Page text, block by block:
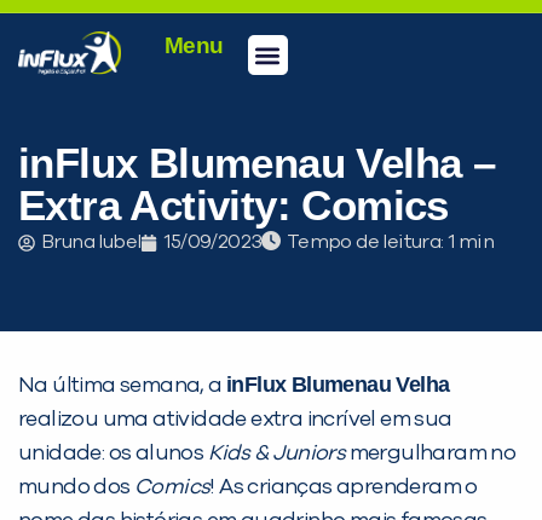
Menu
inFlux Blumenau Velha –
Extra Activity: Comics
Bruna Iubel 15/09/2023 Tempo de leitura:
Na última semana, a inFlux Blumenau Velha
realizou uma atividade extra incrível em sua
unidade: os alunos Kids & Juniorsmergulharam no
mundo dos Comics! As crianças aprenderam o